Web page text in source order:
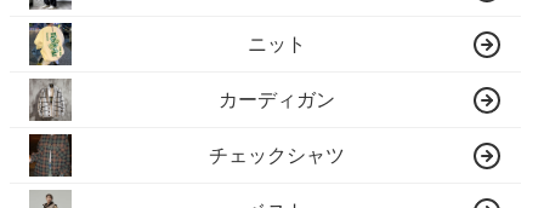
ニット
カーディガン
チェックシャツ